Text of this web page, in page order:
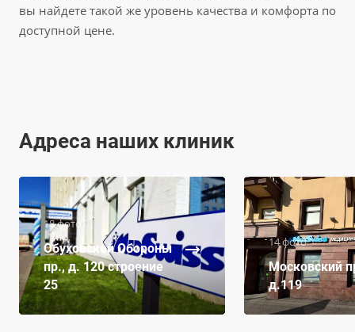
вы найдете такой же уровень качества и комфорта по
доступной цене.
Адреса наших клиник
18 фото
Обуховской Обороны
пр., д. 120 строение
25
14 фото
Московский
д.119